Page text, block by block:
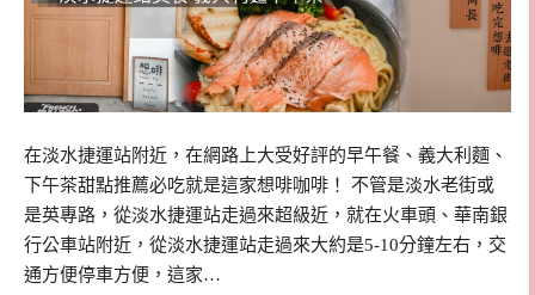
在淡水捷運站附近，在網路上大受好評的早午餐、義大利麵、
下午茶甜點推薦必吃就是這家想啡咖啡！ 不管是淡水老街或
是英專路，從淡水捷運站走過來超級近，就在火車頭、華南銀
行公車站附近，從淡水捷運站走過來大約是5-10分鐘左右，交
通方便停車方便，這家…